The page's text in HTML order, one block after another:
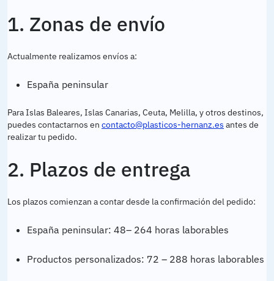
1. Zonas de envío
Actualmente realizamos envíos a:
España peninsular
Para Islas Baleares, Islas Canarias, Ceuta, Melilla, y otros destinos,
puedes contactarnos en contacto@plasticos-hernanz.es antes de
realizar tu pedido.
2. Plazos de entrega
Los plazos comienzan a contar desde la confirmación del pedido:
España peninsular: 48– 264 horas laborables
Productos personalizados: 72 – 288 horas laborables